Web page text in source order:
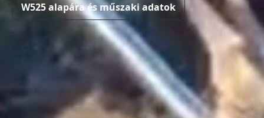
W525 alapára és műszaki adatok